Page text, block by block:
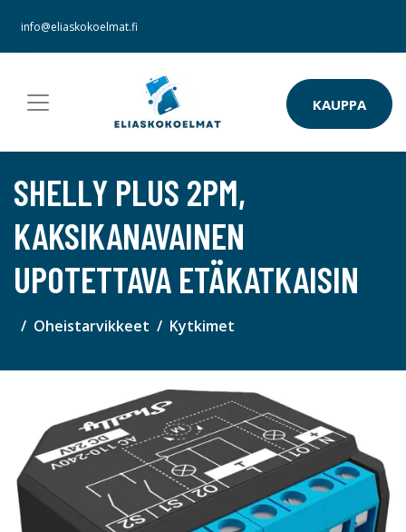
info@eliaskokoelmat.fi
KAUPPA
SHELLY PLUS 2PM,
KAKSIKANAVAINEN
UPOTETTAVA ETÄKATKAISIN
Oheistarvikkeet Kytkimet